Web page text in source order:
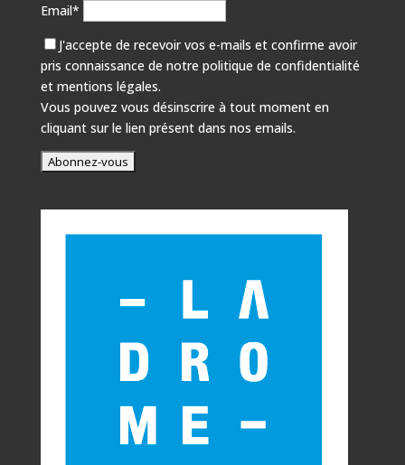
Email*
J'accepte de recevoir vos e-mails et confirme avoir
pris connaissance de notre politique de confidentialité
et mentions légales.
Vous pouvez vous désinscrire à tout moment en
cliquant sur le lien présent dans nos emails.